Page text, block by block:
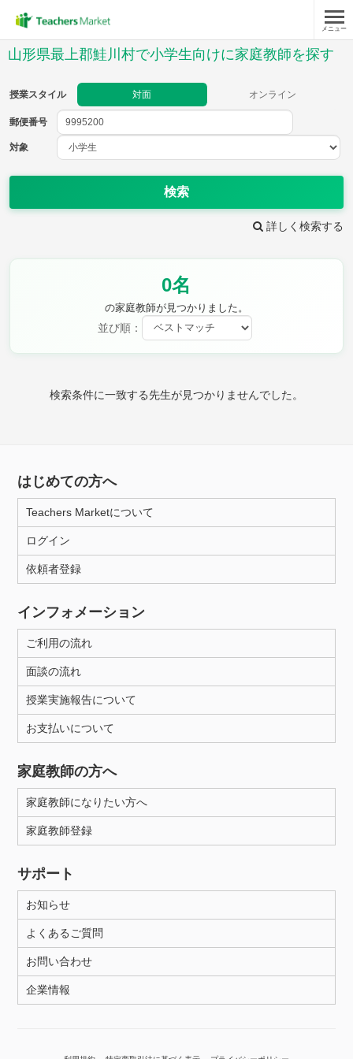
メニュー
山形県最上郡鮭川村で小学生向けに家庭教師を探す
授業スタイル 対面 オンライン
郵便番号
対象
検索
詳しく検索する
0名
の家庭教師が見つかりました。
並び順：
検索条件に一致する先生が見つかりませんでした。
郵便番号
教科
理科
保健・体育 図画工作 書写
月曜日 火曜日
所属大学
距離：15km以内
年齢：18-101歳
はじめての方へ
Teachers Marketについて
ログイン
依頼者登録
インフォメーション
ご利用の流れ
面談の流れ
授業実施報告について
お支払いについて
家庭教師の方へ
家庭教師になりたい方へ
家庭教師登録
サポート
お知らせ
よくあるご質問
お問い合わせ
企業情報